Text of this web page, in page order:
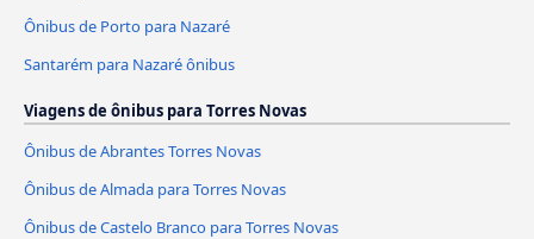
Ônibus de Porto para Nazaré
Santarém para Nazaré ônibus
Viagens de ônibus para Torres Novas
Ônibus de Abrantes Torres Novas
Ônibus de Almada para Torres Novas
Ônibus de Castelo Branco para Torres Novas